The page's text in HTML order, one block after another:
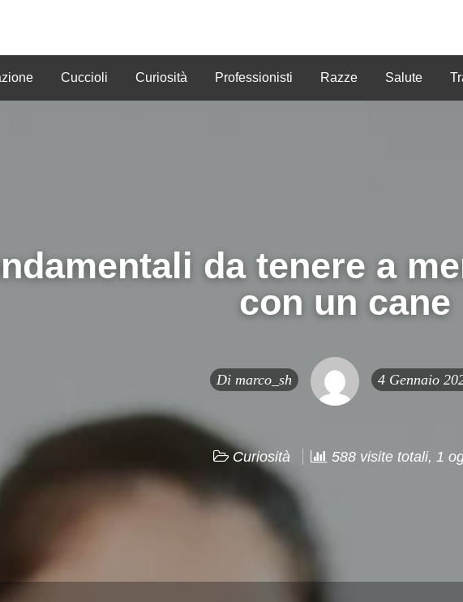
Razze Salute Training Benessere ANNUNCI
Cuccioli Curiosità Professionisti Razze Salute
da tenere a
con un cane
Di marco_sh 4 Gennaio
Curiosità 588 visite totali, 1